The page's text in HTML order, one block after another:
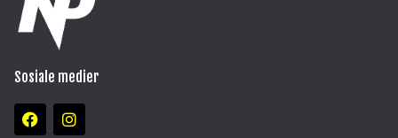
Sosiale medier
F
a
I
n